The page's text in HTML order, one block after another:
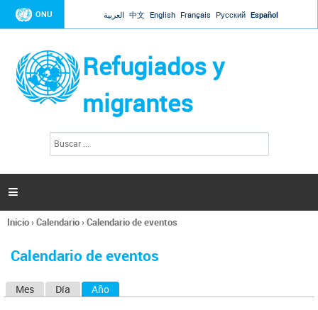
Jump to navigation
ONU العربية 中文 English Français Русский Español
Refugiados y
migrantes
l
s

Se
usted
Inicio›Calendario›Calendario de eventos
Calendario de eventos
Mes Día Año